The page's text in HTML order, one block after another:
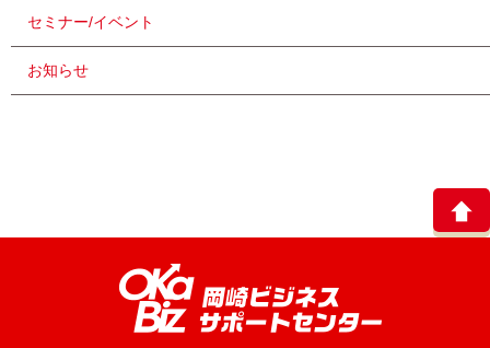
セミナー/イベント
お知らせ